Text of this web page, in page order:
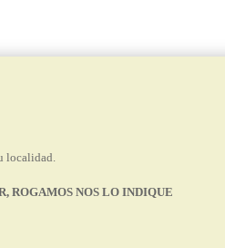
localidad.
ROGAMOS NOS LO INDIQUE